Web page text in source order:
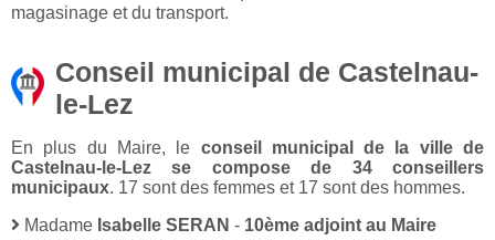
magasinage et du transport.
Conseil municipal de Castelnau-
le-Lez
En plus du Maire, le conseil municipal de la ville de
Castelnau-le-Lez se compose de 34 conseillers
municipaux. 17 sont des femmes et 17 sont des hommes.
Madame Isabelle SERAN - 10ème adjoint au Maire